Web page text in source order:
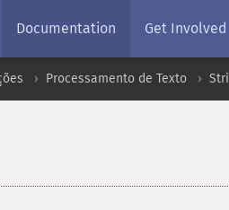
Documentation Get Involved
Processamento de Texto